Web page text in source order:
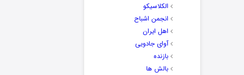
الکلاسیکو
انجمن اشباح
اهل ایران
آوای جادویی
بازنده
بالش ها